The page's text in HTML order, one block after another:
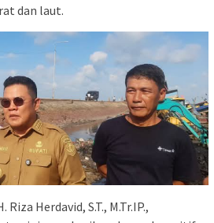
dan laut.
Riza Herdavid, S.T., M.Tr.IP.,